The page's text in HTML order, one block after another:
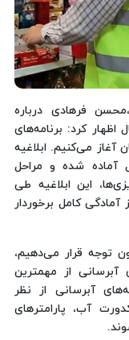
فرهادی درباره
کرد: برنامه‌های
آغاز می‌کنیم. ابلاغیه
آماده شده و مراحل
این ابلاغیه طی
کامل برخوردار
توجه قرار می‌دهیم،
از مهمترین
آبرسانی از نظر
آب، پارامترهای